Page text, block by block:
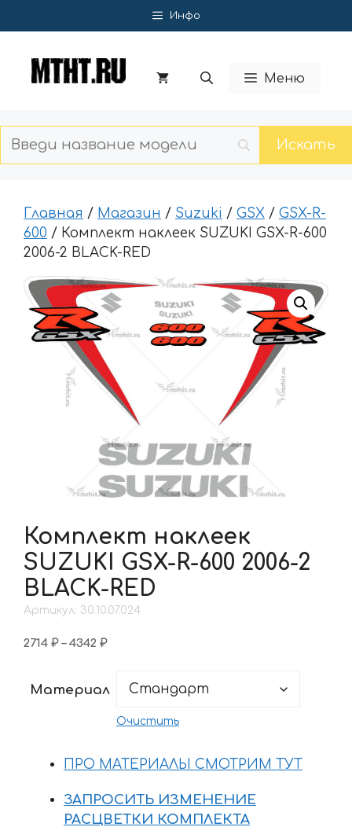
к
Инфо
Меню
Главная / Магазин / Suzuki / GSX / GSX-R-
600 / Комплект наклеек SUZUKI GSX-R-600
2006-2 BLACK-RED
Комплект наклеек
SUZUKI GSX-R-600 2006-2
BLACK-RED
Артикул: 30.10.07.024
2714 ₽ – 4342 ₽Диапазон
–
Материал
Очистить
ПРО МАТЕРИАЛЫ СМОТРИМ ТУТ
ЗАПРОСИТЬ ИЗМЕНЕНИЕ
РАСЦВЕТКИ КОМПЛЕКТА